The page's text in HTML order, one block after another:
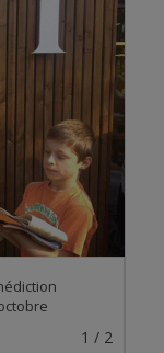
1 / 2